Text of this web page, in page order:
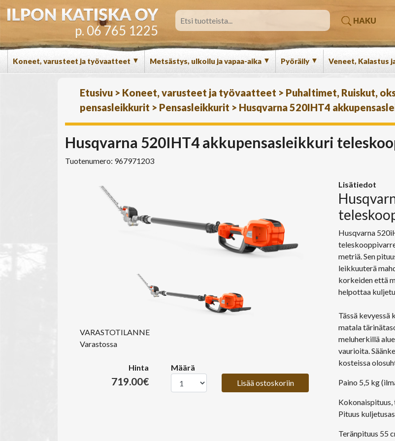
p. 06 765 1225
HAKU
Koneet, varusteet ja työvaatteet ▼ Metsästys, ulkoilu ja vapaa-aika ▼ Pyöräily ▼ Veneet, Kalastus
Etusivu > Koneet, varusteet ja työvaatteet > Puhaltimet, Ruiskut,
pensasleikkurit > Pensasleikkurit > Husqvarna 520IHT4
Husqvarna 520IHT4 akkupensasleikkuri
Tuotenumero: 967971203
VARASTOTILANNE
Varastossa
Hinta
719.00€
Määrä
Lisää ostoskoriin
Lisätiedot
Husqvarna
metriä. Sen
leikkuuterä
korkeiden että
helpottaa
Tässä kevyessä
matala
meluherkillä
vaurioita.
kosteissa
Paino 5,5 kg
Kokonaispituus,
Pituus
Teränpituus 55